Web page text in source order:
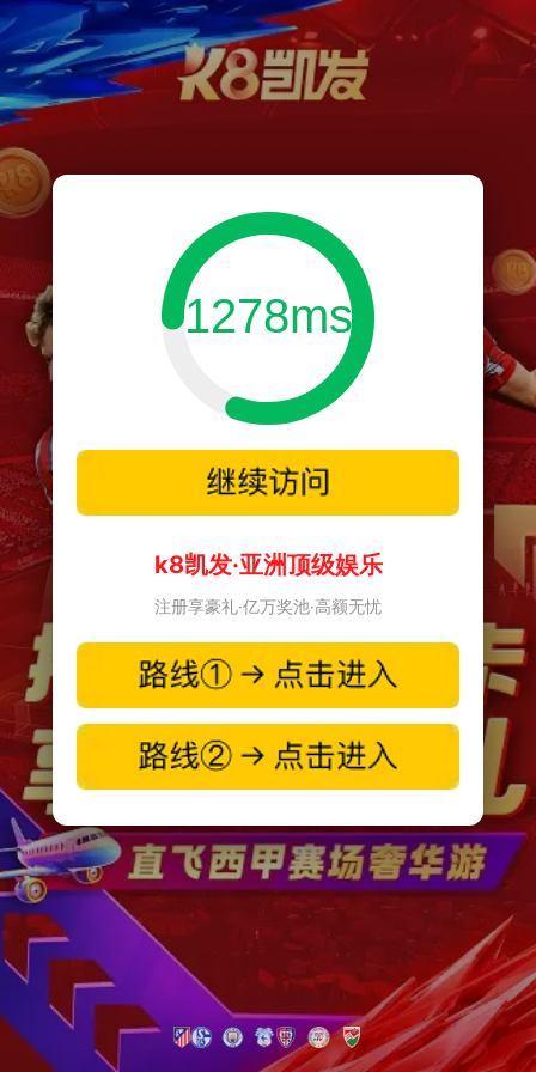
1278ms
k8凯发·亚洲顶级娱乐
注册享豪礼·亿万奖池·高额无忧